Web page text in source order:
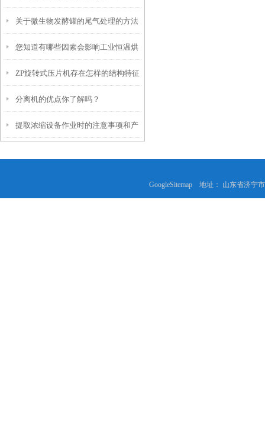
关于微生物发酵罐的尾气处理的方法
和挑战
您知道有哪些因素会影响工业恒温烘
箱的试验结果吗？
ZP旋转式压片机存在怎样的结构特征
分离机的优点你了解吗？
提取浓缩设备作业时的注意事项和产
GoogleSitemap 地址： 山东省济宁